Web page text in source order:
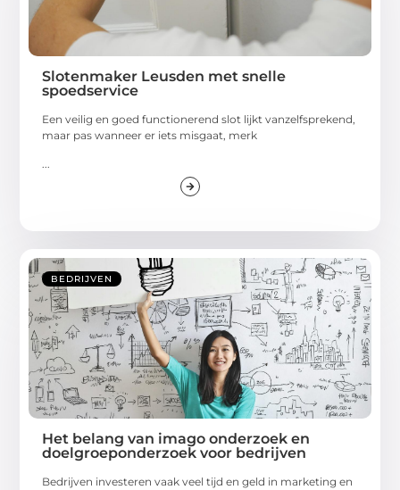
Slotenmaker Leusden met snelle
spoedservice
Een veilig en goed functionerend slot lijkt vanzelfsprekend,
maar pas wanneer er iets misgaat, merk
...
BEDRIJVEN
Het belang van imago onderzoek en
doelgroeponderzoek voor bedrijven
Bedrijven investeren vaak veel tijd en geld in marketing en